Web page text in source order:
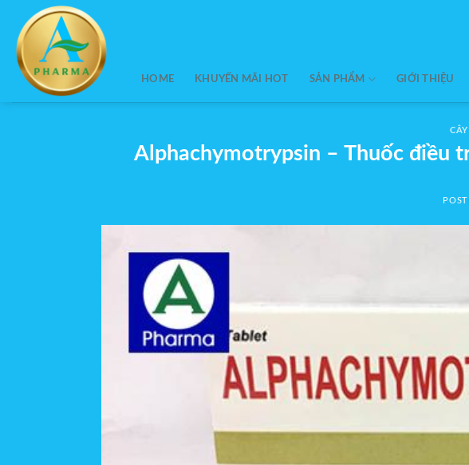
content
HOME KHUYẾN MÃI HOT SẢN PHẨM GIỚI THIỆU
Alphachymotrypsin – Thuốc điều